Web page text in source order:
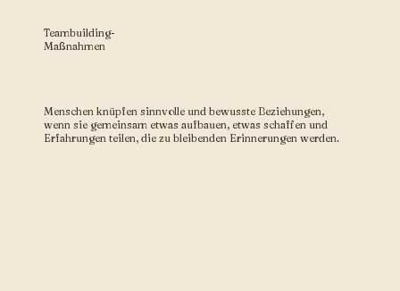
Teambuilding-
Maßnahmen
Menschen knüpfen sinnvolle und bewusste Beziehungen,
wenn sie gemeinsam etwas aufbauen, etwas schaffen und
Erfahrungen teilen, die zu bleibenden Erinnerungen werden.